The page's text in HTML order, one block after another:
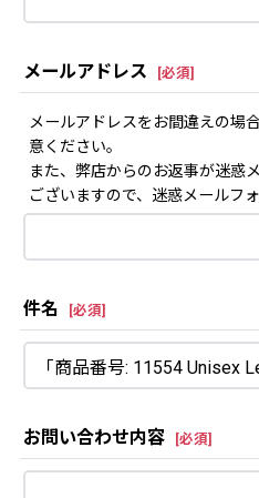
メールアドレス [必須]
メールアドレスをお間違えの場
意ください。
また、弊店からのお返事が迷惑
ございますので、迷惑メールフ
件名 [必須]
お問い合わせ内容 [必須]